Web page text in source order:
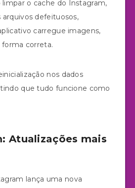
o cache do Instagram,
arquivos defeituosos,
carregue imagens,
forma correta.
nos dados
que tudo funcione como
Atualizações mais
lança uma nova